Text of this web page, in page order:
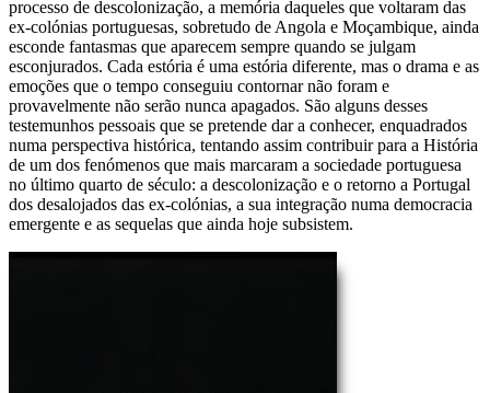
processo de descolonização, a memória daqueles que voltaram das
ex-colónias portuguesas, sobretudo de Angola e Moçambique, ainda
esconde fantasmas que aparecem sempre quando se julgam
esconjurados. Cada estória é uma estória diferente, mas o drama e as
emoções que o tempo conseguiu contornar não foram e
provavelmente não serão nunca apagados. São alguns desses
testemunhos pessoais que se pretende dar a conhecer, enquadrados
numa perspectiva histórica, tentando assim contribuir para a História
de um dos fenómenos que mais marcaram a sociedade portuguesa
no último quarto de século: a descolonização e o retorno a Portugal
dos desalojados das ex-colónias, a sua integração numa democracia
emergente e as sequelas que ainda hoje subsistem.